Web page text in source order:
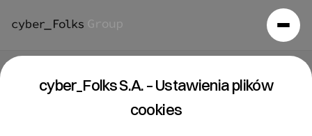
cyber_Folks S.A. – Ustawienia plików
cookies